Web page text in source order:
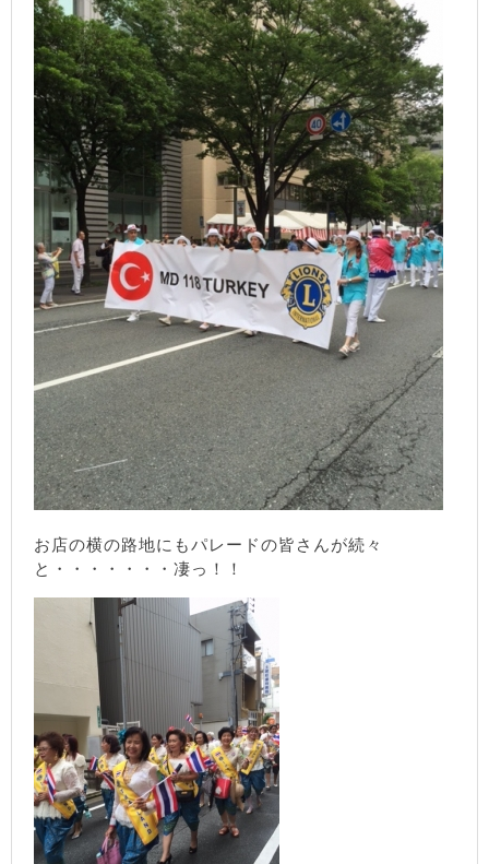
お店の横の路地にもパレードの皆さんが続々
と・・・・・・・凄っ！！